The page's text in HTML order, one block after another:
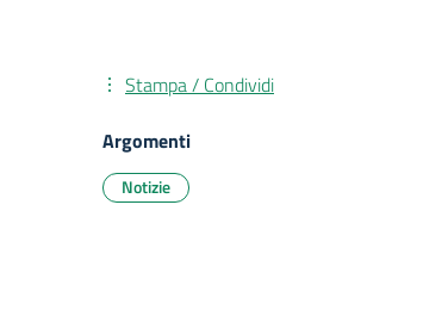
Stampa / Condividi
Argomenti
Notizie